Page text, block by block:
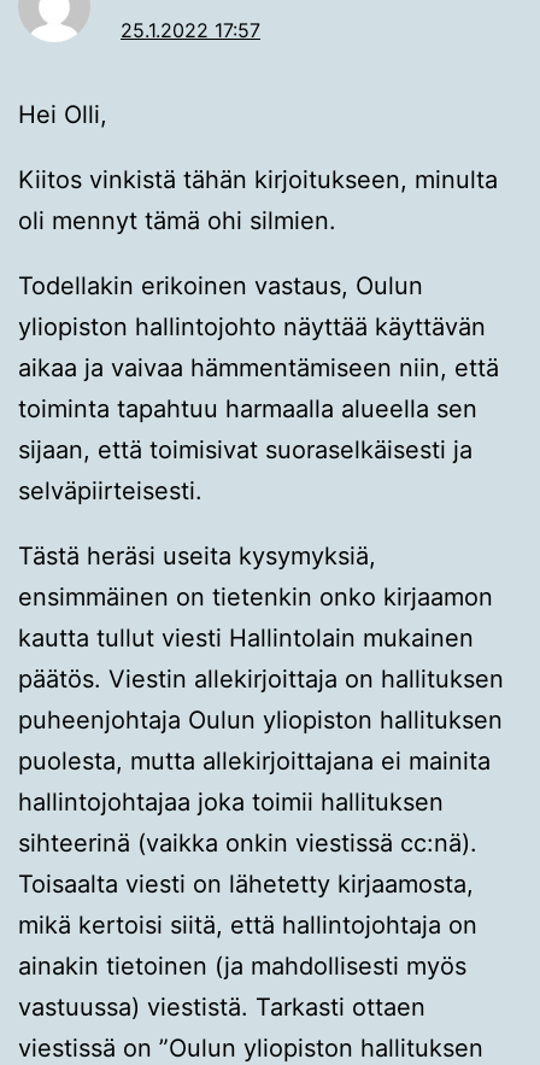
25.1.2022 17:57
Hei Olli,
Kiitos vinkistä tähän kirjoitukseen, minulta
oli mennyt tämä ohi silmien.
Todellakin erikoinen vastaus, Oulun
yliopiston hallintojohto näyttää käyttävän
aikaa ja vaivaa hämmentämiseen niin, että
toiminta tapahtuu harmaalla alueella sen
sijaan, että toimisivat suoraselkäisesti ja
selväpiirteisesti.
Tästä heräsi useita kysymyksiä,
ensimmäinen on tietenkin onko kirjaamon
kautta tullut viesti Hallintolain mukainen
päätös. Viestin allekirjoittaja on hallituksen
puheenjohtaja Oulun yliopiston hallituksen
puolesta, mutta allekirjoittajana ei mainita
hallintojohtajaa joka toimii hallituksen
sihteerinä (vaikka onkin viestissä cc:nä).
Toisaalta viesti on lähetetty kirjaamosta,
mikä kertoisi siitä, että hallintojohtaja on
ainakin tietoinen (ja mahdollisesti myös
vastuussa) viestistä. Tarkasti ottaen
viestissä on ”Oulun yliopiston hallituksen